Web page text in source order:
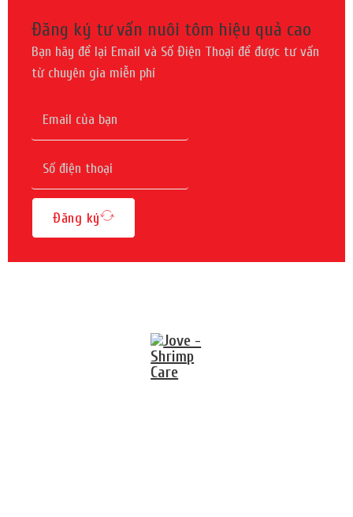
Đăng ký tư vấn nuôi tôm hiệu quả cao
Bạn hãy để lại Email và Số Điện Thoại để được tư vấn
từ chuyên gia miễn phí
Đăng ký